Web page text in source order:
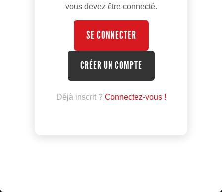
vous devez être connecté.
SE CONNECTER
CRÉER UN COMPTE
Déjà inscrit ? Connectez-vous !